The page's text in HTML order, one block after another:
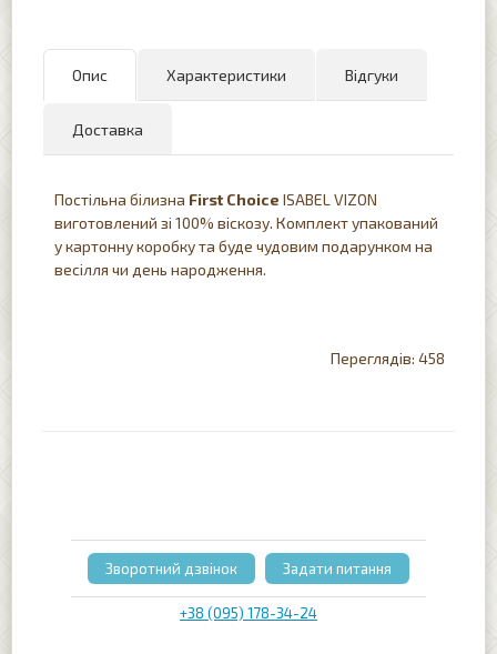
Опис Характеристики Відгуки
Доставка
Постільна білизна First Choice ISABEL VIZON
виготовлений зі 100% віскозу. Комплект упакований
у картонну коробку та буде чудовим подарунком на
весілля чи день народження.
458
+38 (095) 178-34-24
Зворотний дзвінок Задати питання